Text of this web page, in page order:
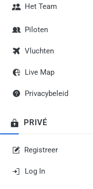
Het Team
Piloten
Vluchten
Live Map
Privacybeleid
PRIVÉ
Registreer
Log In